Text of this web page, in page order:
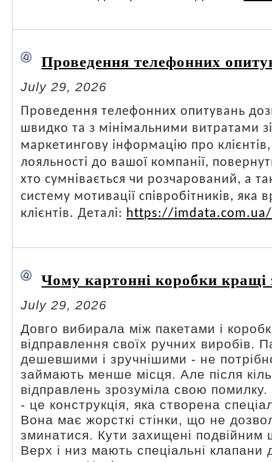
Проведення телефонних
July 29, 2026
Проведення телефонних опитувань
швидко та з мінімальними витратами
маркетингову інформацію про клієнтів,
лояльності до вашої компанії,
хто сумнівається чи розчарований, а
систему мотивації співробітників, яка
клієнтів. Деталі: https://imdata.com.ua/
Чому картонні коробки кращі
July 29, 2026
Довго вибирала між пакетами і
відправлення своїх ручних виробів.
дешевшими і зручнішими - не
займають менше місця. Але після
відправлень зрозуміла свою
- це конструкція, яка створена
Вона має жорсткі стінки, що не
зминатися. Кути захищені подвійним
Верх і низ мають спеціальні клапани